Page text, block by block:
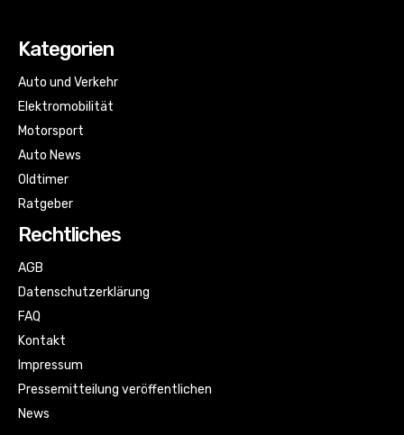
Kategorien
Auto und Verkehr
Elektromobilität
Motorsport
Auto News
Oldtimer
Ratgeber
Rechtliches
AGB
Datenschutzerklärung
FAQ
Kontakt
Impressum
Pressemitteilung veröffentlichen
News